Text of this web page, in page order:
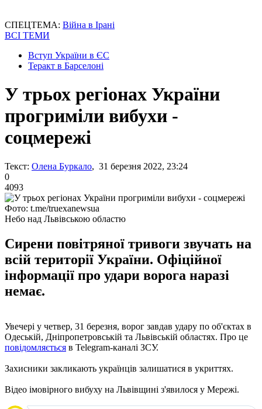
СПЕЦТЕМА: Війна в Ірані
ВСІ ТЕМИ
Вступ України в ЄС
Теракт в Барселоні
У трьох регіонах України
прогриміли вибухи -
соцмережі
Текст: Олена Буркало, 31 березня 2022, 23:24
0
4093
Фото: t.me/truexanewsua
Небо над Львівською областю
Сирени повітряної тривоги звучать на
всій території України. Офіційної
інформації про удари ворога наразі
немає.
Увечері у четвер, 31 березня, ворог завдав удару по об'єктах в
Одеській, Дніпропетровській та Львівській областях. Про це
повідомляється в Telegram-каналі ЗСУ.
Захисники закликають українців залишатися в укриттях.
Відео імовірного вибуху на Львівщині з'явилося у Мережі.